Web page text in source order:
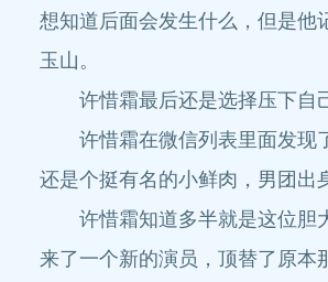
想知道后面会发生什么，但是他
玉山。
许惜霜最后还是选择压下自己
许惜霜在微信列表里面发现了
还是个挺有名的小鲜肉，男团出
许惜霜知道多半就是这位胆大
来了一个新的演员，顶替了原本